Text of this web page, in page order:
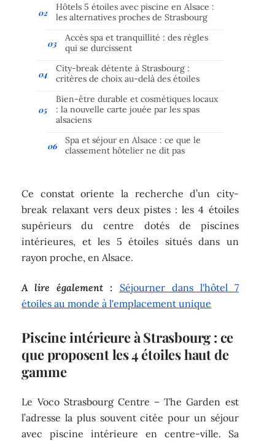
Hôtels 5 étoiles avec piscine en Alsace :
les alternatives proches de Strasbourg
Accès spa et tranquillité : des règles
qui se durcissent
City-break détente à Strasbourg :
critères de choix au-delà des étoiles
Bien-être durable et cosmétiques locaux
: la nouvelle carte jouée par les spas
alsaciens
Spa et séjour en Alsace : ce que le
classement hôtelier ne dit pas
Ce constat oriente la recherche d’un city-
break relaxant vers deux pistes : les 4 étoiles
supérieurs du centre dotés de piscines
intérieures, et les 5 étoiles situés dans un
rayon proche, en Alsace.
A lire également :
Séjourner dans l'hôtel 7
étoiles au monde à l'emplacement unique
Piscine intérieure à Strasbourg : ce
que proposent les 4 étoiles haut de
gamme
Le Voco Strasbourg Centre – The Garden est
l’adresse la plus souvent citée pour un séjour
avec piscine intérieure en centre-ville. Sa